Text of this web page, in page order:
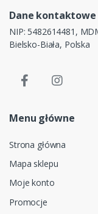
Dane kontaktowe
NIP: 5482614481,
Bielsko-Biała, Polska
Menu główne
Strona główna
Mapa sklepu
Moje konto
Promocje